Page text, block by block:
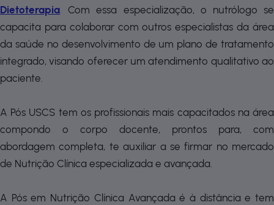
Dietoterapia.Com essa especialização, o nutrólogo se
capacita para colaborar com outros especialistas da área
da saúde no desenvolvimento de um plano de tratamento
integrado, visando oferecer um atendimento qualitativo ao
paciente.
A Pós USCS tem os profissionais mais capacitados na área
compondo o corpo docente, prontos para, com
abordagem completa, te auxiliar a se firmar no mercado
de Nutrição Clínica especializada e avançada.
A Pós em Nutrição Clínica Avançada é à distância e tem